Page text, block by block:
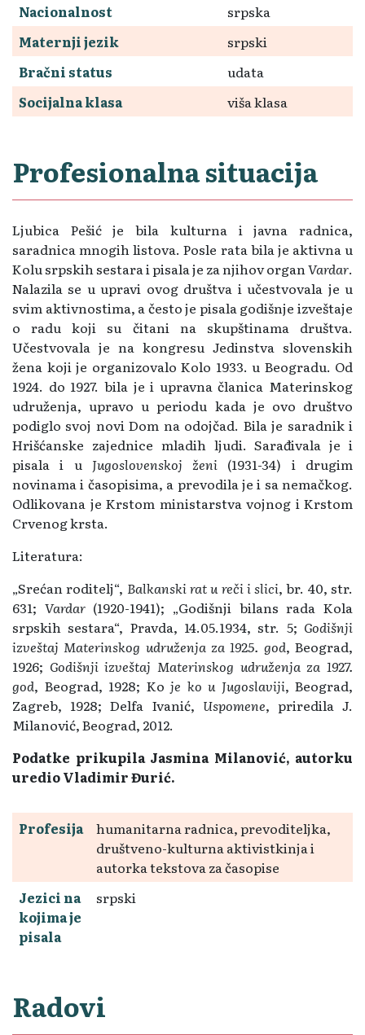
Nacionalnost
srpska
Maternji jezik
srpski
Bračni status
udata
Socijalna klasa
viša klasa
Profesionalna situacija
Ljubica Pešić je bila kulturna i javna radnica,
saradnica mnogih listova. Posle rata bila je aktivna u
Kolu srpskih sestara i pisala je za njihov organVardar.
Nalazila se u upravi ovog društva i učestvovala je u
svim aktivnostima, a često je pisala godišnje izveštaje
o radu koji su čitani na skupštinama društva.
Učestvovala je na kongresu Jedinstva slovenskih
žena koji je organizovalo Kolo 1933. u Beogradu. Od
1924. do 1927. bila je i upravna članica Materinskog
udruženja, upravo u periodu kada je ovo društvo
podiglo svoj novi Dom na odojčad. Bila je saradnik i
Hrišćanske zajednice mladih ljudi. Sarađivala je i
pisala i u Jugoslovenskoj ženi (1931-34) i drugim
novinama i časopisima, a prevodila je i sa nemačkog.
Odlikovana je Krstom ministarstva vojnog i Krstom
Crvenog krsta.
Literatura:
„Srećan roditelj“, Balkanski rat u reči i slici, br. 40, str.
631; Vardar(1920-1941); „Godišnji bilans rada Kola
srpskih sestara“, Pravda, 14.05.1934, str. 5; Godišnji
izveštaj Materinskog udruženja za 1925. god, Beograd,
1926; Godišnji izveštaj Materinskog udruženja za 1927.
god, Beograd, 1928; Ko je ko u Jugoslaviji, Beograd,
Zagreb, 1928; Delfa Ivanić, Uspomene, priredila J.
Milanović, Beograd, 2012.
Podatke prikupila Jasmina Milanović, autorku
uredio Vladimir Đurić.
Profesija
humanitarna radnica, prevoditeljka,
društveno-kulturna aktivistkinja i
autorka tekstova za časopise
Jezici na
kojima je
pisala
srpski
Radovi